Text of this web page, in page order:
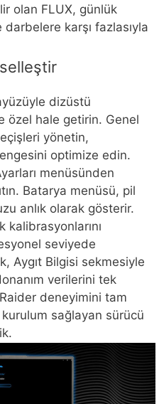
olan FLUX, günlük
karşı fazlasıyla
dizüstü
özel hale getirin. Genel
yönetin,
optimize edin.
menüsünden
Batarya menüsü, pil
anlık olarak gösterir.
kalibrasyonlarını
seviyede
Aygıt Bilgisi sekmesiyle
verilerini tek
deneyimini tam
kurulum sağlayan sürücü